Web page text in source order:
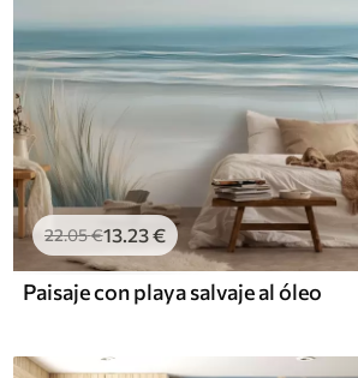
22.05€13.23€
Paisaje con playa salvaje al óleo